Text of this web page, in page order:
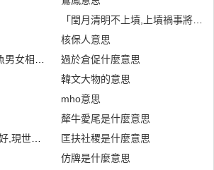
女相合宜安康金銀財寶足錢糧意思
,現世安穩”是什麼意思
「閏月清明不上墳,上墳禍事將臨
核保人意思
過於倉促什麼意思
韓文大物的意思
mho意思
犛牛愛尾是什麼意思
匡扶社稷是什麼意思
仿牌是什麼意思